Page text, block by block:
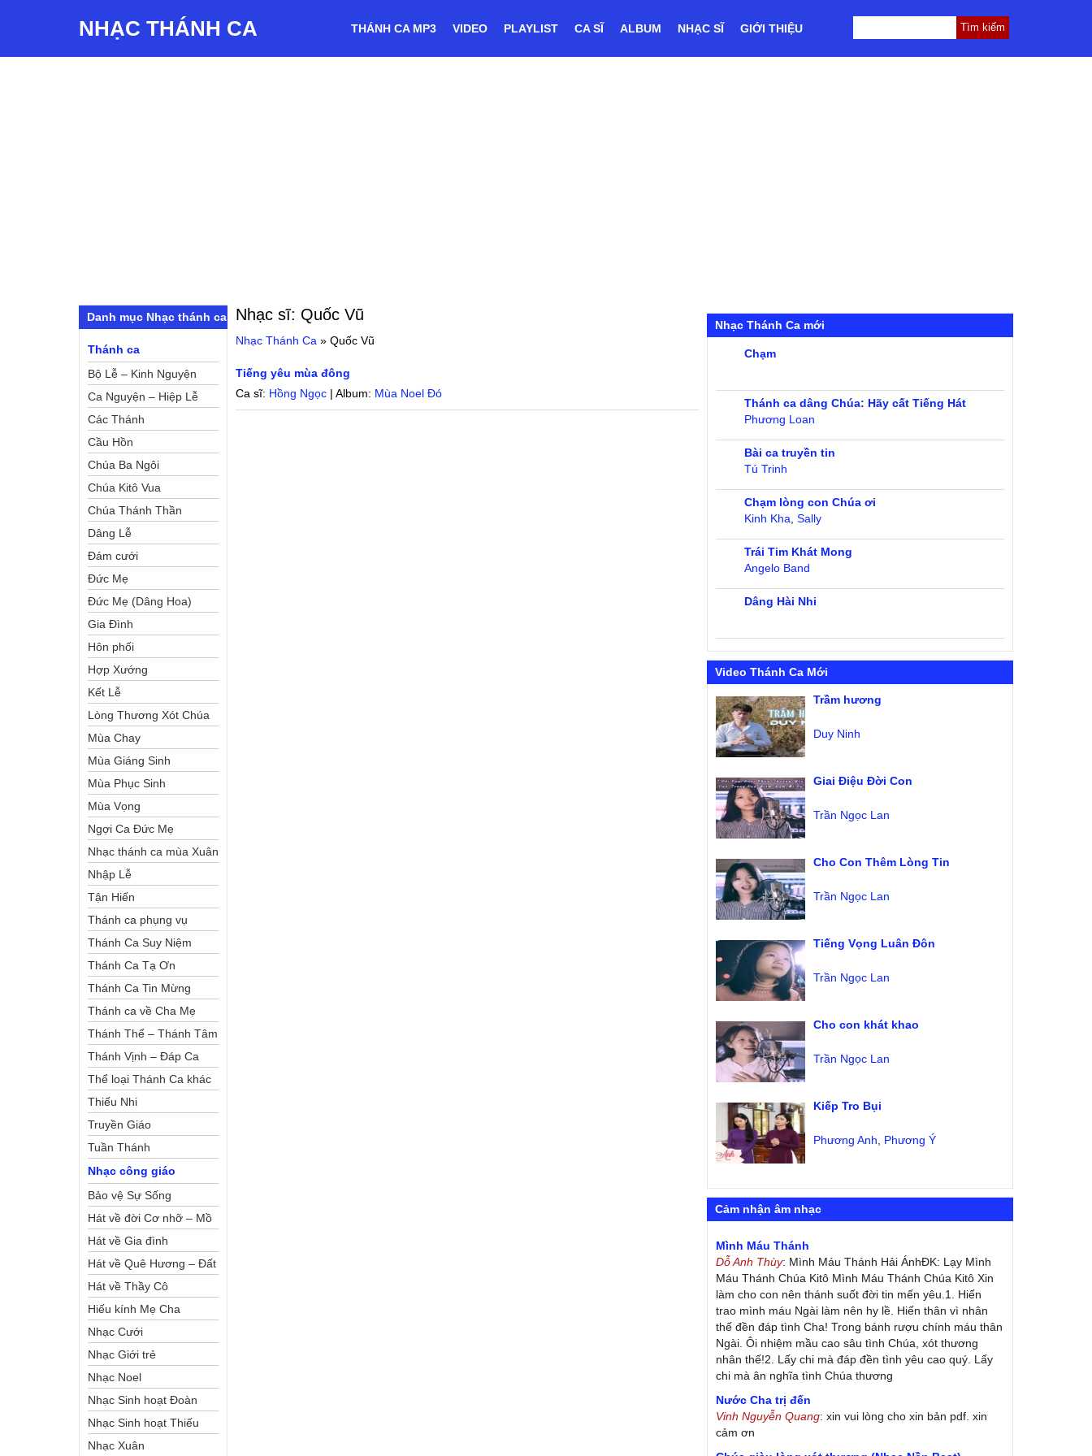
NHẠC THÁNH CA THÁNH CA MP3 VIDEO PLAYLIST CA SĨ ALBUM NHẠC SĨ GIỚI THIỆU
Nhạc sĩ: Quốc Vũ
Nhạc Thánh Ca »Quốc Vũ
Tiếng yêu mùa đông
Ca sĩ: Hồng Ngọc | Album: Mùa Noel Đó
Danh mục Nhạc thánh ca
Thánh ca
Bộ Lễ – Kinh Nguyện
Ca Nguyện – Hiệp Lễ
Các Thánh
Cầu Hồn
Chúa Ba Ngôi
Chúa Kitô Vua
Chúa Thánh Thần
Dâng Lễ
Đám cưới
Đức Mẹ
Đức Mẹ (Dâng Hoa)
Gia Đình
Hôn phối
Hợp Xướng
Kết Lễ
Lòng Thương Xót Chúa
Mùa Chay
Mùa Giáng Sinh
Mùa Phục Sinh
Mùa Vọng
Ngợi Ca Đức Mẹ
Nhạc thánh ca mùa Xuân
Nhập Lễ
Tận Hiến
Thánh ca phụng vụ
Thánh Ca Suy Niệm
Thánh Ca Tạ Ơn
Thánh Ca Tin Mừng
Thánh ca về Cha Mẹ
Thánh Thể – Thánh Tâm
Thánh Vịnh – Đáp Ca
Thể loại Thánh Ca khác
Thiếu Nhi
Truyền Giáo
Tuần Thánh
Nhạc công giáo
Bảo vệ Sự Sống
Hát về đời Cơ nhỡ – Mồ
côi
Hát về Gia đình
Hát về Quê Hương – Đất
Nước
Hát về Thầy Cô
Hiếu kính Mẹ Cha
Nhạc Cưới
Nhạc Giới trẻ
Nhạc Noel
Nhạc Sinh hoạt Đoàn
Thể Công Giáo
Nhạc Sinh hoạt Thiếu
Nhi
Nhạc Xuân
Nhạc Thánh Ca mới
Chạm
Thánh ca dâng Chúa: Hãy cất Tiếng Hát
Phương Loan
Bài ca truyền tin
Tú Trinh
Chạm lòng con Chúa ơi
Kinh Kha ,Sally
Trái Tim Khát Mong
Angelo Band
Dâng Hài Nhi
Video Thánh Ca Mới
Trầm hương
Duy Ninh
Giai Điệu Đời Con
Trần Ngọc Lan
Cho Con Thêm Lòng Tin
Trần Ngọc Lan
Tiếng Vọng Luân Đôn
Trần Ngọc Lan
Cho con khát khao
Trần Ngọc Lan
Kiếp Tro Bụi
Phương Anh Phương Ý
Cảm nhận âm nhạc
Mình Máu Thánh
Dỗ Anh Thùy: Mình Máu Thánh Hải ÁnhĐK: Lạy Mình
Máu Thánh Chúa Kitô Mình Máu Thánh Chúa Kitô Xin
làm cho con nên thánh suốt đời tin mến yêu.1. Hiến
trao mình máu Ngài làm nên hy lề. Hiến thân vì nhân
thế đền đáp tình Cha! Trong bánh rượu chính máu thân
Ngài. Ôi nhiệm mầu cao sâu tình Chúa, xót thương
nhân thế!2. Lấy chi mà đáp đền tình yêu cao quý. Lấy
chi mà ân nghĩa tình Chúa thương
Nước Cha trị đến
Vinh Nguyễn Quang: xin vui lòng cho xin bản pdf. xin
cảm ơn